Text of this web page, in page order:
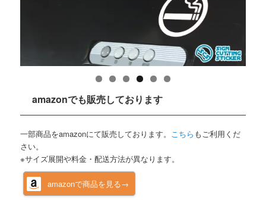
amazonでも販売しております
一部商品をamazonにて販売しております。 こちら もご利用くだ
さい。
※サイズ展開や料金・配送方法が異なります。
amazonで商品を見る→